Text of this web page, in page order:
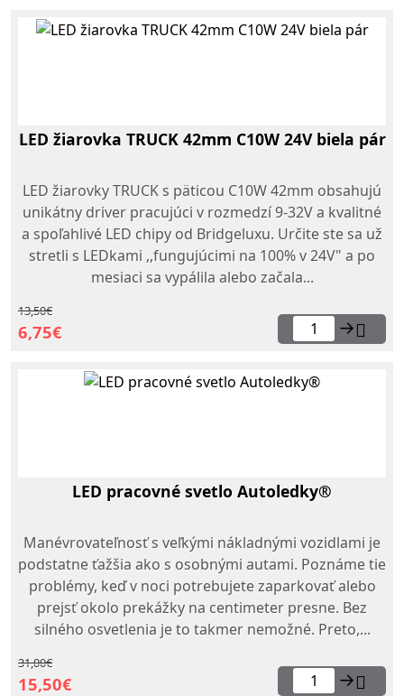
LED žiarovka TRUCK 42mm C10W 24V biela pár
LED žiarovky TRUCK s päticou C10W 42mm obsahujú
unikátny driver pracujúci v rozmedzí 9-32V a kvalitné
a spoľahlivé LED chipy od Bridgeluxu. Určite ste sa už
stretli s LEDkami ,,fungujúcimi na 100% v 24V" a po
mesiaci sa vypálila alebo začala...
13,50€
6,75€ →
LED pracovné svetlo Autoledky®
Manévrovateľnosť s veľkými nákladnými vozidlami je
podstatne ťažšia ako s osobnými autami. Poznáme tie
problémy, keď v noci potrebujete zaparkovať alebo
prejsť okolo prekážky na centimeter presne. Bez
silného osvetlenia je to takmer nemožné. Preto,...
31,00€
15,50€ →